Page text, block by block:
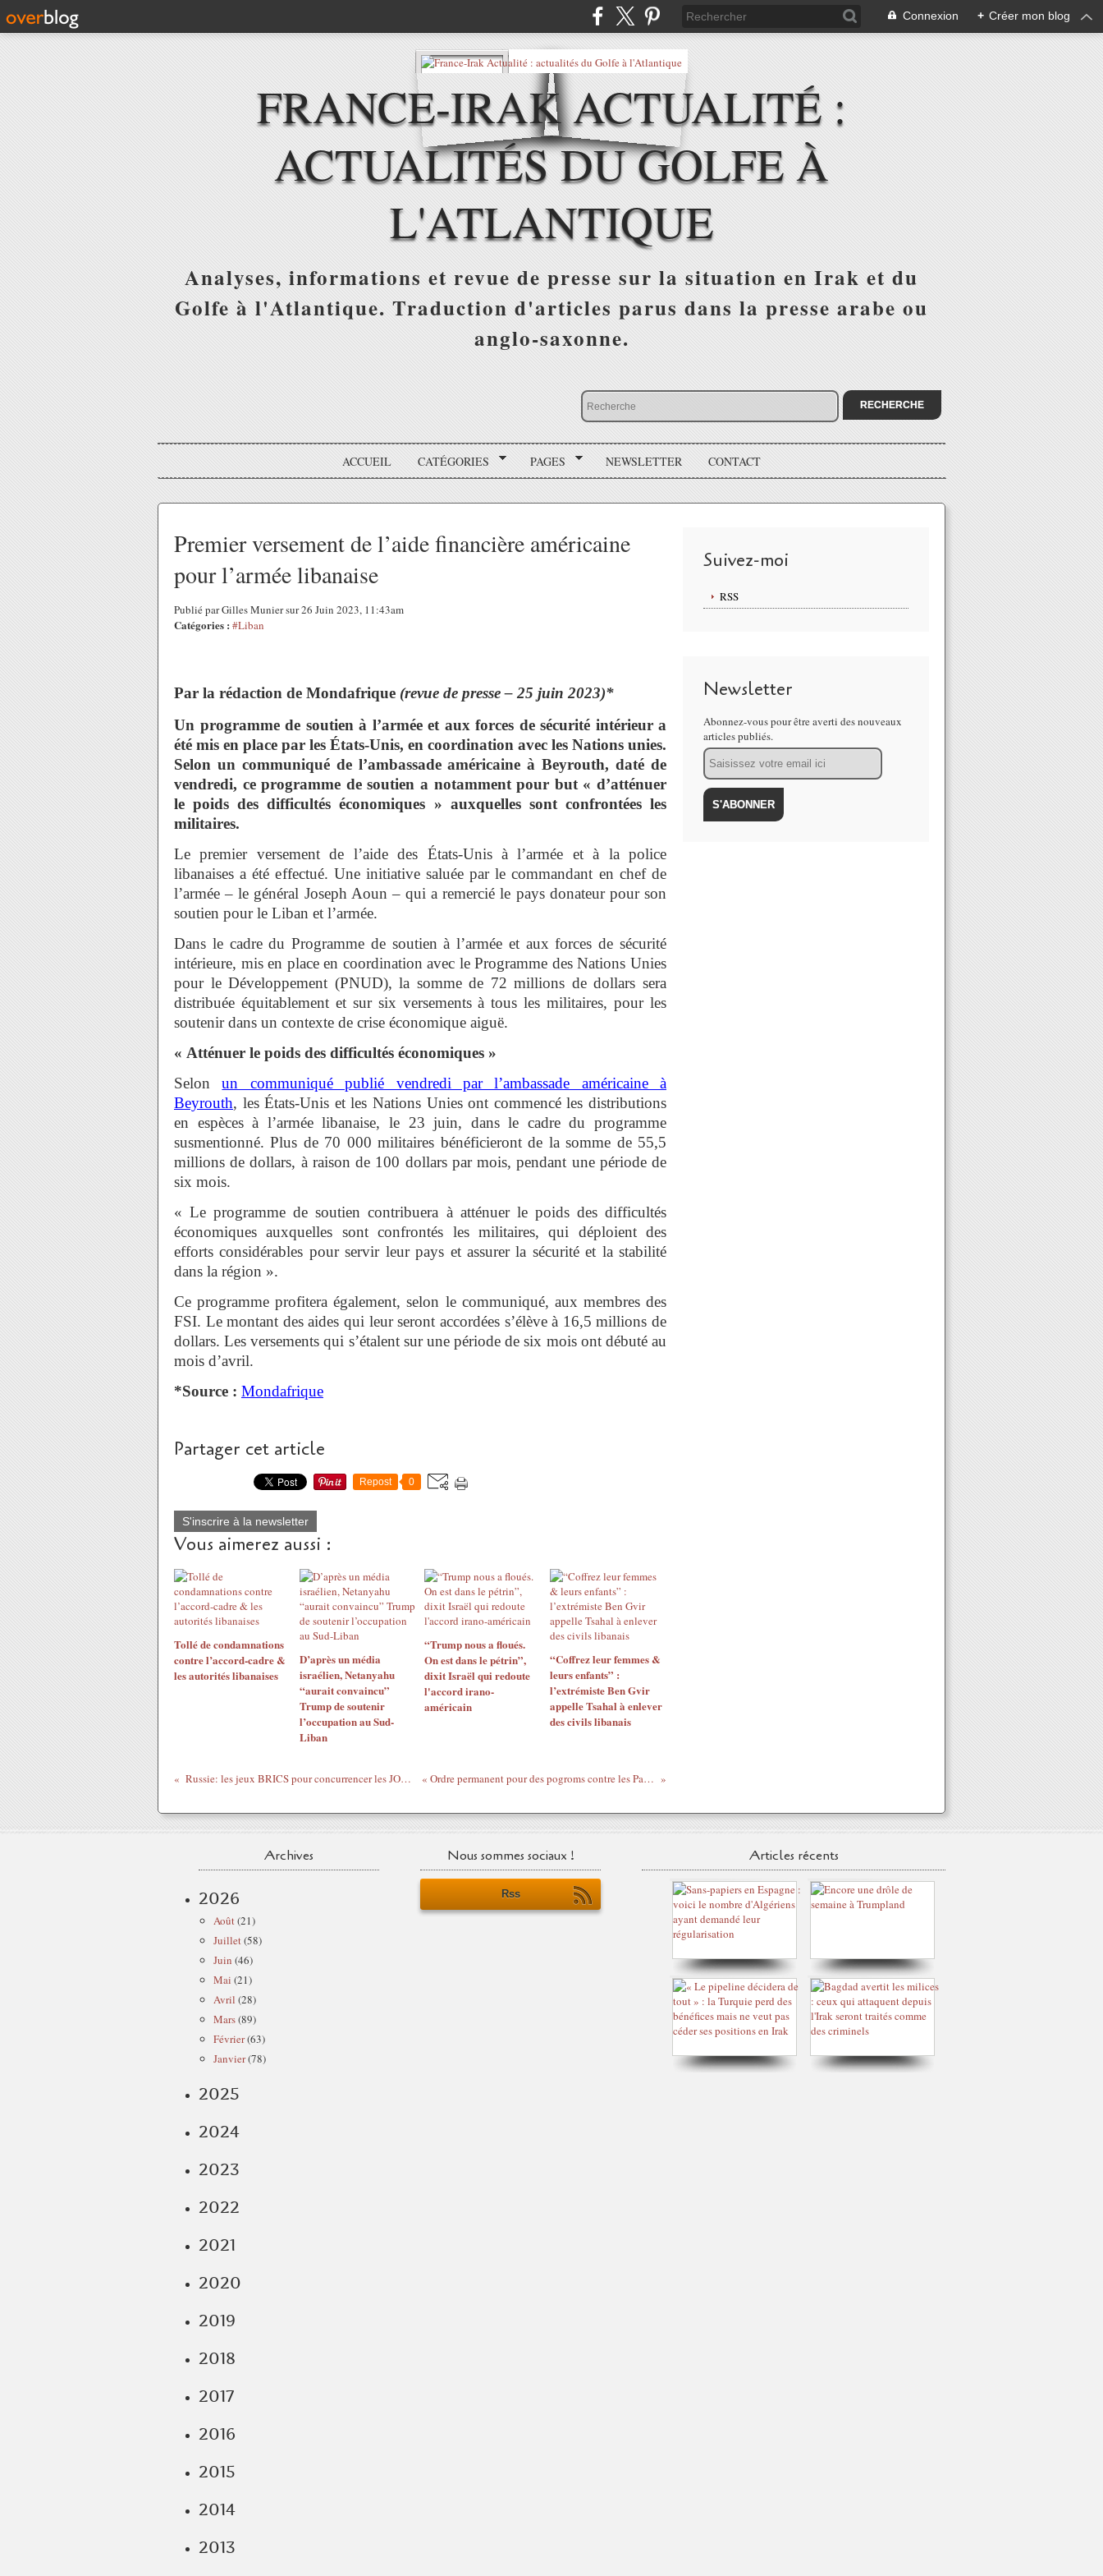
Connexion + Créer mon blog
FRANCE-IRAK ACTUALITÉ :
ACTUALITÉS DU GOLFE À
L'ATLANTIQUE
Analyses, informations et revue de presse sur la situation en Irak et du
Golfe à l'Atlantique. Traduction d'articles parus dans la presse arabe ou
anglo-saxonne.
ACCUEIL CATÉGORIES PAGES NEWSLETTER CONTACT
Premier versement de l’aide financière américaine
pour l’armée libanaise
Publié par Gilles Munier sur 26 Juin 2023, 11:43am
Catégories : #Liban
Par la rédaction de Mondafrique (revue de presse – 25 juin 2023)*
Un programme de soutien à l’armée et aux forces de sécurité intérieur a
été mis en place par les États-Unis, en coordination avec les Nations unies.
Selon un communiqué de l’ambassade américaine à Beyrouth, daté de
vendredi, ce programme de soutien a notamment pour but « d’atténuer
le poids des difficultés économiques » auxquelles sont confrontées les
militaires.
Le premier versement de l’aide des États-Unis à l’armée et à la police
libanaises a été effectué. Une initiative saluée par le commandant en chef de
l’armée – le général Joseph Aoun – qui a remercié le pays donateur pour son
soutien pour le Liban et l’armée.
Dans le cadre du Programme de soutien à l’armée et aux forces de sécurité
intérieure, mis en place en coordination avec le Programme des Nations Unies
pour le Développement (PNUD), la somme de 72 millions de dollars sera
distribuée équitablement et sur six versements à tous les militaires, pour les
soutenir dans un contexte de crise économique aiguë.
« Atténuer le poids des difficultés économiques »
Selonun communiqué publié vendredi par l’ambassade américaine à
Beyrouth, les États-Unis et les Nations Unies ont commencé les distributions
en espèces à l’armée libanaise, le 23 juin, dans le cadre du programme
susmentionné. Plus de 70 000 militaires bénéficieront de la somme de 55,5
millions de dollars, à raison de 100 dollars par mois, pendant une période de
six mois.
« Le programme de soutien contribuera à atténuer le poids des difficultés
économiques auxquelles sont confrontés les militaires, qui déploient des
efforts considérables pour servir leur pays et assurer la sécurité et la stabilité
dans la région ».
Ce programme profitera également, selon le communiqué, aux membres des
FSI. Le montant des aides qui leur seront accordées s’élève à 16,5 millions de
dollars. Les versements qui s’étalent sur une période de six mois ont débuté au
mois d’avril.
*Source : Mondafrique
Partager cet article
Repost 0
S'inscrire à la newsletter
Vous aimerez aussi :
Tollé de condamnations
contre l’accord-cadre &
les autorités libanaises
D’après un média
israélien, Netanyahu
“aurait convaincu”
Trump de soutenir
l’occupation au Sud-
Liban
“Trump nous a floués.
On est dans le pétrin”,
dixit Israël qui redoute
l'accord irano-
américain
“Coffrez leur femmes &
leurs enfants” :
l’extrémiste Ben Gvir
appelle Tsahal à enlever
des civils libanais
Russie: les jeux BRICS pour concurrencer les JO Paris 2024 « Ordre permanent pour des pogroms contre les Palestiniens »
Suivez-moi
RSS
Newsletter
Abonnez-vous pour être averti des nouveaux
articles publiés.
Email
Archives
2026
Août(21)
Juillet(58)
Juin (46)
Mai (21)
Avril (28)
Mars(89)
Février(63)
Janvier(78)
2025
2024
2023
2022
2021
2020
2019
2018
2017
2016
2015
2014
2013
Nous sommes sociaux !
Rss
Articles récents